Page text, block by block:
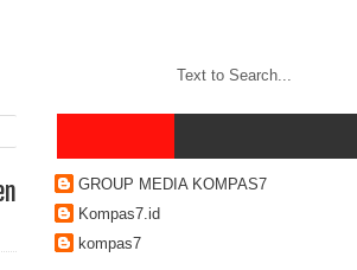
GROUP MEDIA KOMPAS7
Kompas7.id
kompas7